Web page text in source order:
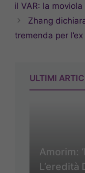
il VAR: la moviola
Zhang
tremenda per
ULTIMI
Amorim:
L’eredità